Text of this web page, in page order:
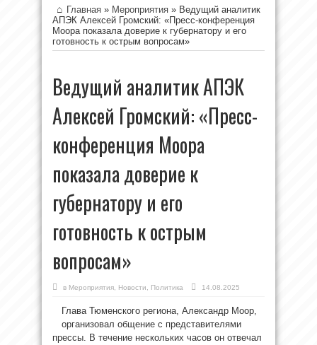
Главная » Мероприятия » Ведущий аналитик
АПЭК Алексей Громский: «Пресс-конференция
Моора показала доверие к губернатору и его
готовность к острым вопросам»
Ведущий аналитик АПЭК
Алексей Громский: «Пресс-
конференция Моора
показала доверие к
губернатору и его
готовность к острым
вопросам»
в Мероприятия Новости Политика 14.08.2025
Глава Тюменского региона, Александр Моор,
организовал общение с представителями
прессы. В течение нескольких часов он отвечал